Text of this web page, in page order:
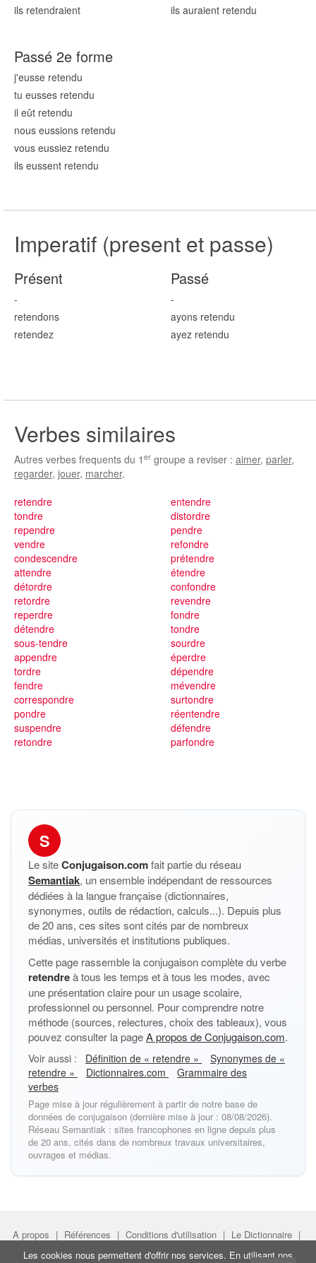
ils retendraient
ils auraient retendu
Passé 2e forme
j'eusse retendu
tu eusses retendu
il eût retendu
nous eussions retendu
vous eussiez retendu
ils eussent retendu
Imperatif (present et passe)
Présent
-
retendons
retendez
Passé
-
ayons retendu
ayez retendu
Verbes similaires
Autres verbes frequents du 1 er groupe a reviser : aimer, parler,
regarder, jouer, marcher.
retendre
tondre
rependre
vendre
condescendre
attendre
détordre
retordre
reperdre
entendre
distordre
pendre
refondre
prétendre
étendre
confondre
revendre
fondre
détendre
sous-tendre
appendre
tordre
fendre
correspondre
pondre
suspendre
retondre
tondre
sourdre
éperdre
dépendre
mévendre
surtondre
réentendre
défendre
parfondre
S
Le siteConjugaison.comfait partie du réseau
Semantiak, un ensemble indépendant de ressources
dédiées à la langue française (dictionnaires,
synonymes, outils de rédaction, calculs...). Depuis plus
de 20 ans, ces sites sont cités par de nombreux
médias, universités et institutions publiques.
Cette page rassemble la conjugaison complète du verbe
retendreà tous les temps et à tous les modes, avec
une présentation claire pour un usage scolaire,
professionnel ou personnel. Pour comprendre notre
méthode (sources, relectures, choix des tableaux), vous
pouvez consulter la pageA propos de Conjugaison.com.
Voir aussi : Définition de « retendre »
Synonymes de «
retendre »
Dictionnaires.com
Grammaire des
verbes
Page mise à jour régulièrement à partir de notre base de
données de conjugaison (dernière mise à jour : 08/08/2026).
Réseau Semantiak : sites francophones en ligne depuis plus
de 20 ans, cités dans de nombreux travaux universitaires,
ouvrages et médias.
A propos | Références | Conditions d'utilisation | Le Dictionnaire |
Faire un lien | Liens utiles
Les cookies nous permettent d'offrir nos services. En utilisant nos